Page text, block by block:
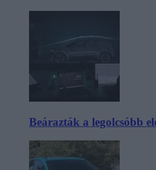
Beárazták a legolcsóbb